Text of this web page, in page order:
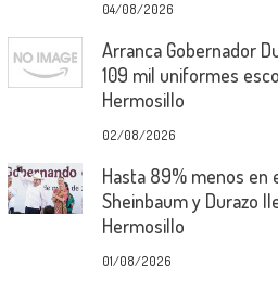
04/08/2026
Arranca Gobernador
109 mil uniformes
Hermosillo
02/08/2026
Hasta 89% menos en
Sheinbaum y Durazo
Hermosillo
01/08/2026